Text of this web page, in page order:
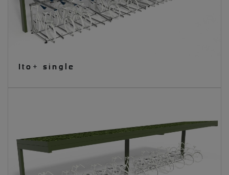
Ito+ single